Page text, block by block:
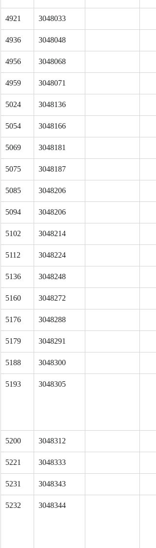
4921 3048033
4936 3048048
4956 3048068
4959 3048071
5024 3048136
5054 3048166
5069 3048181
5075 3048187
5085 3048206
5094 3048206
5102 3048214
5112 3048224
5136 3048248
5160 3048272
5176 3048288
5179 3048291
5188 3048300
5193 3048305
5200 3048312
5221 3048333
5231 3048343
5232 3048344